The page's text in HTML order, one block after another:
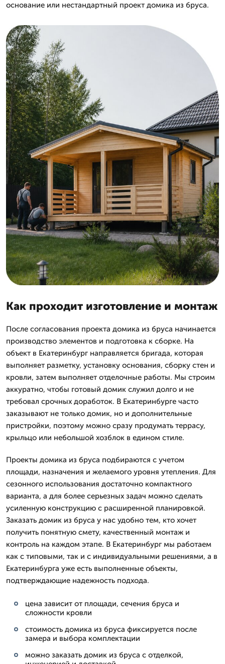
основание или нестандартный проект домика из бруса.
Как проходит изготовление и монтаж
После согласования проекта домика из бруса начинается
производство элементов и подготовка к сборке. На
объект в Екатеринбург направляется бригада, которая
выполняет разметку, установку основания, сборку стен и
кровли, затем выполняет отделочные работы. Мы строим
аккуратно, чтобы готовый домик служил долго и не
требовал срочных доработок. В Екатеринбурге часто
заказывают не только домик, но и дополнительные
пристройки, поэтому можно сразу продумать террасу,
крыльцо или небольшой хозблок в едином стиле.
Проекты домика из бруса подбираются с учетом
площади, назначения и желаемого уровня утепления. Для
сезонного использования достаточно компактного
варианта, а для более серьезных задач можно сделать
усиленную конструкцию с расширенной планировкой.
Заказать домик из бруса у нас удобно тем, кто хочет
получить понятную смету, качественный монтаж и
контроль на каждом этапе. В Екатеринбург мы работаем
как с типовыми, так и с индивидуальными решениями, а в
Екатеринбурга уже есть выполненные объекты,
подтверждающие надежность подхода.
цена зависит от площади, сечения бруса и
сложности кровли
стоимость домика из бруса фиксируется после
замера и выбора комплектации
можно заказать домик из бруса с отделкой,